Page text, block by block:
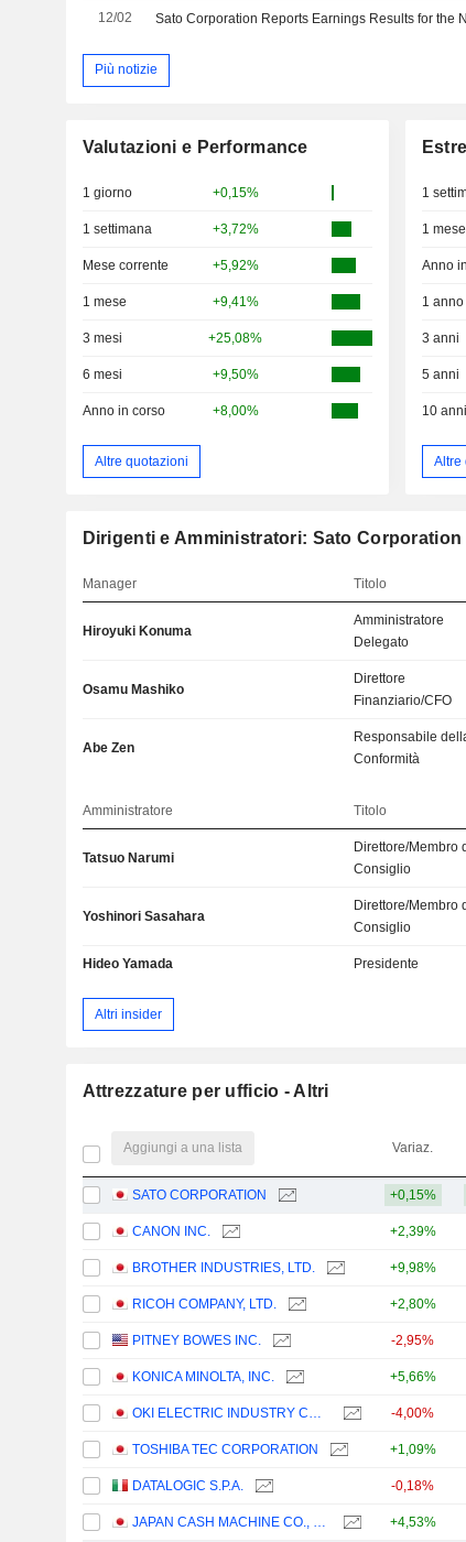
12/02
Più notizie
Valutazioni e Performance
1 giorno +0,15%
1 settimana +3,72%
Mese corrente +5,92%
1 mese +9,41%
3 mesi +25,08%
6 mesi +9,50%
Anno in corso +8,00%
Altre quotazioni
1
1 mese
Anno
1 anno
3 anni
5 anni
10 anni
Altre
Dirigenti e Amministratori: Sato Corporation
Manager Titolo
Hiroyuki Konuma
Amministratore
Delegato
Osamu Mashiko
Direttore
Finanziario/CFO
Abe Zen
Responsabile
Conformità
Amministratore Titolo
Tatsuo Narumi
Direttore/Membro
Consiglio
Yoshinori Sasahara
Direttore/Membro
Consiglio
Hideo Yamada Presidente
Altri insider
Attrezzature per ufficio - Altri
Aggiungi a una lista Variaz.
SATO CORPORATION +0,15%
CANON INC. +2,39%
BROTHER INDUSTRIES, LTD. +9,98%
RICOH COMPANY, LTD. +2,80%
PITNEY BOWES INC. -2,95%
KONICA MINOLTA, INC. +5,66%
OKI ELECTRIC INDUSTRY CO., LTD. -4,00%
TOSHIBA TEC CORPORATION +1,09%
DATALOGIC S.P.A. -0,18%
JAPAN CASH MACHINE CO., LTD. +4,53%